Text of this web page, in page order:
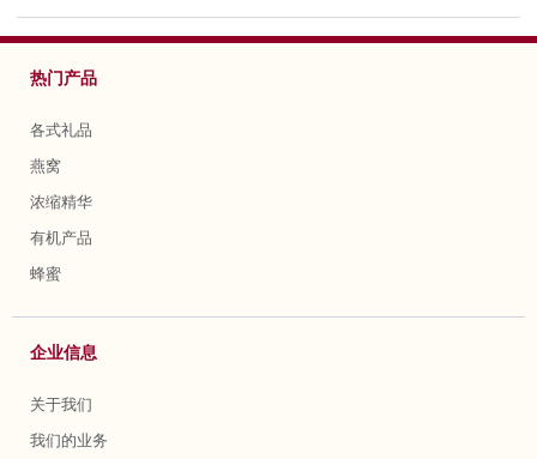
热门产品
各式礼品
燕窝
浓缩精华
有机产品
蜂蜜
企业信息
关于我们
我们的业务